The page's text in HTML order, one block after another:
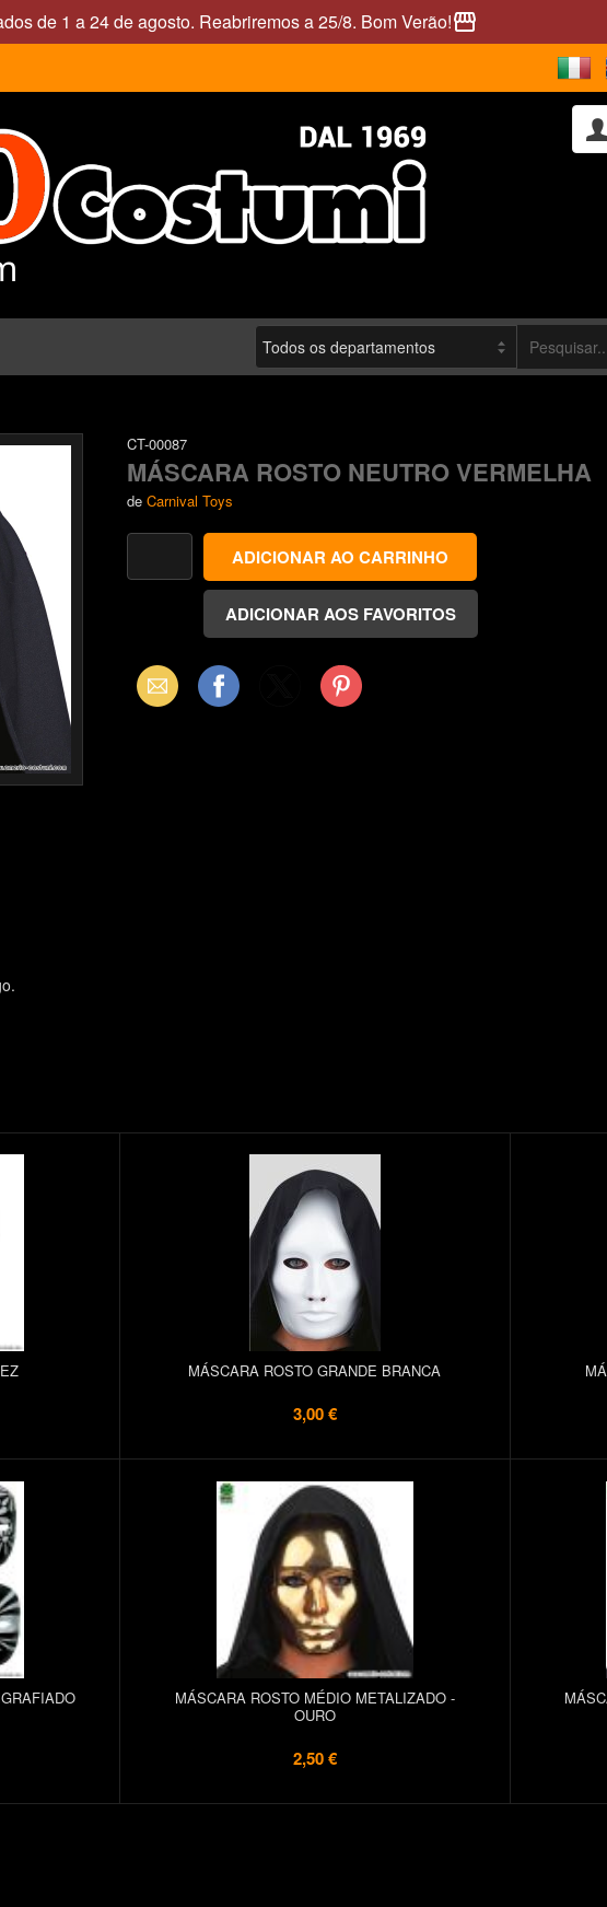
de 1 a 24 de agosto. Reabriremos a 25/8. Bom Verão!storefront
CT-00087
MÁSCARA ROSTO NEUTRO VERMELHA
de Carnival Toys
Email Facebook Pinterest
MÁSCARA ROSTO GRANDE BRANCA
3,00 €
MÁSCARA ROSTO MÉDIO METALIZADO -
OURO
2,50 €